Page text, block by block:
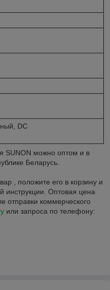
DC
SUNON можно оптом и в
Беларусь.
, положите его в корзину и
инструкции. Оптовая цена
отправки коммерческого
или запроса по телефону: